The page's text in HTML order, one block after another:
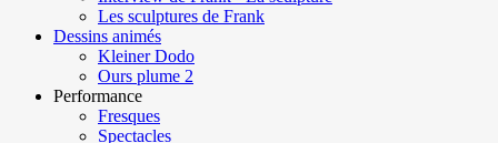
Les sculptures de Frank
Dessins animés
Kleiner Dodo
Ours plume 2
Performance
Fresques
Spectacles